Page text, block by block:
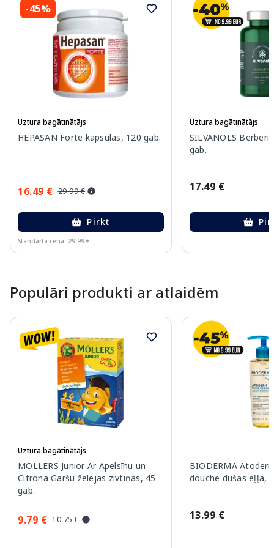
-45%
Uztura bagātinātājs
HEPASAN Forte kapsulas, 120 gab.
16.49 € 29.99 €
Pirkt
Standarta cena: 29.99 €
Uztura bagātinātājs
SILVANOLS
gab.
17.49 €
Populāri produkti ar atlaidēm
Uztura bagātinātājs
MOLLERS Junior Ar Apelsīnu un
Citrona Garšu želejas zivtiņas, 45
gab.
9.79 € 10.75 €
BIODERMA
douche dušas eļļa,
13.99 €